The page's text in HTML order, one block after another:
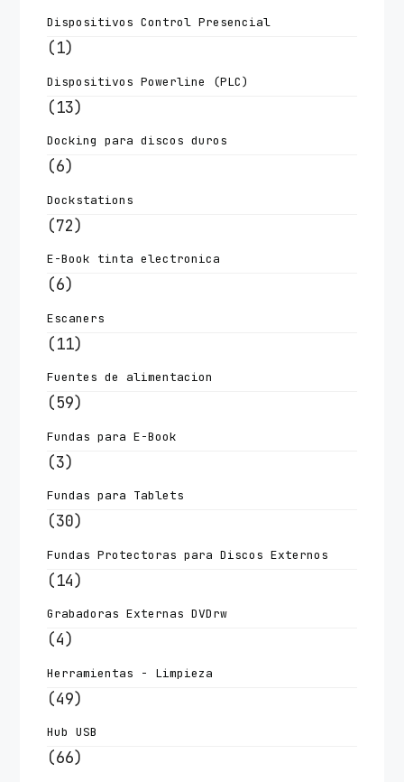
Dispositivos Control Presencial
(1)
Dispositivos Powerline (PLC)
(13)
Docking para discos duros
(6)
Dockstations
(72)
E-Book tinta electronica
(6)
Escaners
(11)
Fuentes de alimentacion
(59)
Fundas para E-Book
(3)
Fundas para Tablets
(30)
Fundas Protectoras para Discos Externos
(14)
Grabadoras Externas DVDrw
(4)
Herramientas - Limpieza
(49)
Hub USB
(66)